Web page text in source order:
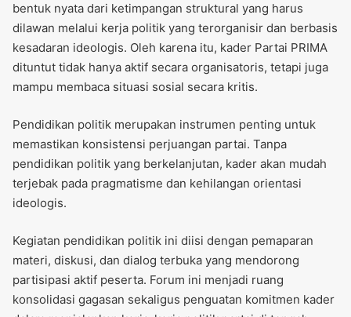
bentuk nyata dari ketimpangan struktural yang harus
dilawan melalui kerja politik yang terorganisir dan berbasis
kesadaran ideologis. Oleh karena itu, kader Partai PRIMA
dituntut tidak hanya aktif secara organisatoris, tetapi juga
mampu membaca situasi sosial secara kritis.
Pendidikan politik merupakan instrumen penting untuk
memastikan konsistensi perjuangan partai. Tanpa
pendidikan politik yang berkelanjutan, kader akan mudah
terjebak pada pragmatisme dan kehilangan orientasi
ideologis.
Kegiatan pendidikan politik ini diisi dengan pemaparan
materi, diskusi, dan dialog terbuka yang mendorong
partisipasi aktif peserta. Forum ini menjadi ruang
konsolidasi gagasan sekaligus penguatan komitmen kader